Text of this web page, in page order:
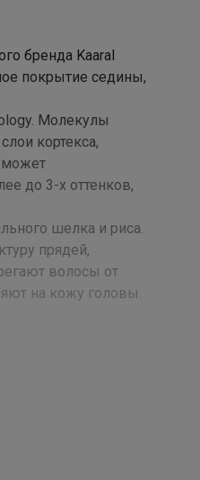
бренда Kaaral
покрытие седины,
Молекулы
кортекса,
может
до 3-х оттенков,
шелка и риса.
прядей,
волосы от
на кожу головы.
окрашивания:
тон в
пигмента